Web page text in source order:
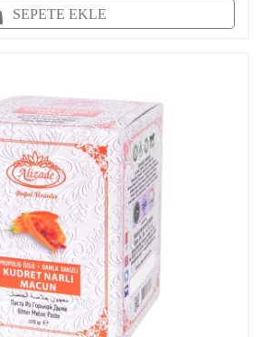
SEPETE EKLE